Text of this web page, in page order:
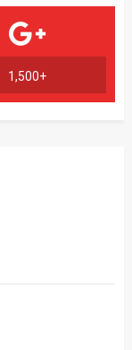
1,500+